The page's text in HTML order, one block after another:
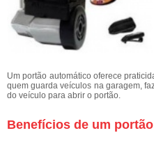
Um portão automático oferece
quem guarda veículos na garagem,
do veículo para abrir o portão.
Benefícios de um